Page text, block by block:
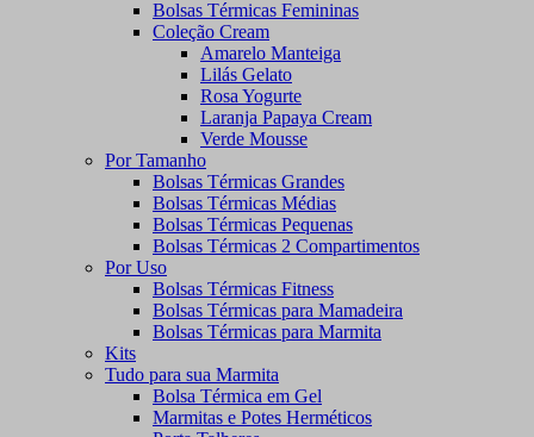
Bolsas Térmicas Femininas
Coleção Cream
Amarelo Manteiga
Lilás Gelato
Rosa Yogurte
Laranja Papaya Cream
Verde Mousse
Por Tamanho
Bolsas Térmicas Grandes
Bolsas Térmicas Médias
Bolsas Térmicas Pequenas
Bolsas Térmicas 2 Compartimentos
Por Uso
Bolsas Térmicas Fitness
Bolsas Térmicas para Mamadeira
Bolsas Térmicas para Marmita
Kits
Tudo para sua Marmita
Bolsa Térmica em Gel
Marmitas e Potes Herméticos